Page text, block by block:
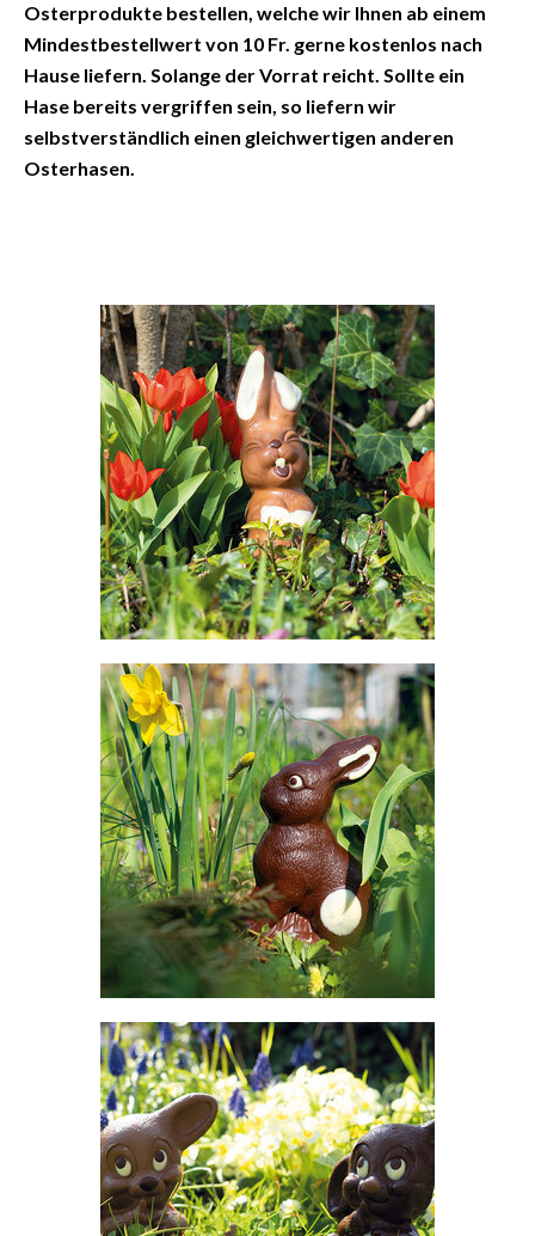
Osterprodukte bestellen, welche wir Ihnen ab einem
Mindestbestellwert von 10 Fr. gerne kostenlos nach
Hause liefern. Solange der Vorrat reicht. Sollte ein
Hase bereits vergriffen sein, so liefern wir
selbstverständlich einen gleichwertigen anderen
Osterhasen.